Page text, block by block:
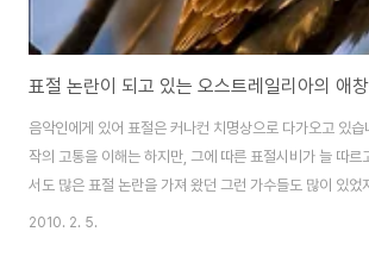
표절 논란이 되고 있는 오스트레일리아의 애
음악인에게 있어 표절은 커나컨 치명상으로 다가오고 있
작의 고통을 이해는 하지만, 그에 따른 표절시비가 늘 따르
서도 많은 표절 논란을 가져 왔던 그런 가수들도 많이 있었
레일리아인들이 사랑하는 음악이 표절논란의 도마위에 올
2010. 2. 5.